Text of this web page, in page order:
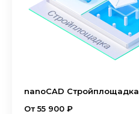
nanoCAD Стройплощадка
От 55 900 ₽